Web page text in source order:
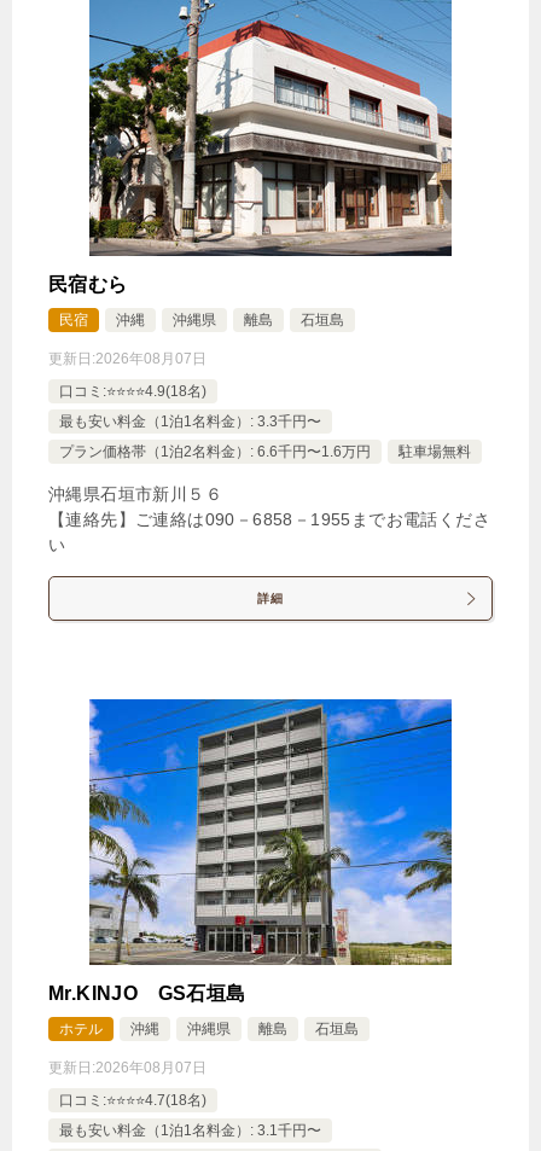
民宿むら
民宿 沖縄 沖縄県 離島 石垣島
更新日:2026年08月07日
口コミ:⭐️⭐️⭐️⭐️4.9(18名)
最も安い料金（1泊1名料金）: 3.3千円〜
プラン価格帯（1泊2名料金）: 6.6千円〜1.6万円
駐車場無料
沖縄県石垣市新川５６
【連絡先】ご連絡は090－6858－1955までお電話くださ
い
詳細
Mr.KINJO GS石垣島
ホテル 沖縄 沖縄県 離島 石垣島
更新日:2026年08月07日
口コミ:⭐️⭐️⭐️⭐️4.7(18名)
最も安い料金（1泊1名料金）: 3.1千円〜